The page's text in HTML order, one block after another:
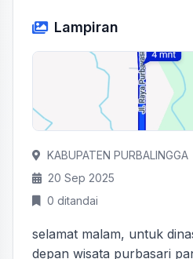
Lampiran
KABUPATEN PURBALINGGA
20 Sep 2025
0 ditandai
selamat malam, untuk
depan wisata purbasari